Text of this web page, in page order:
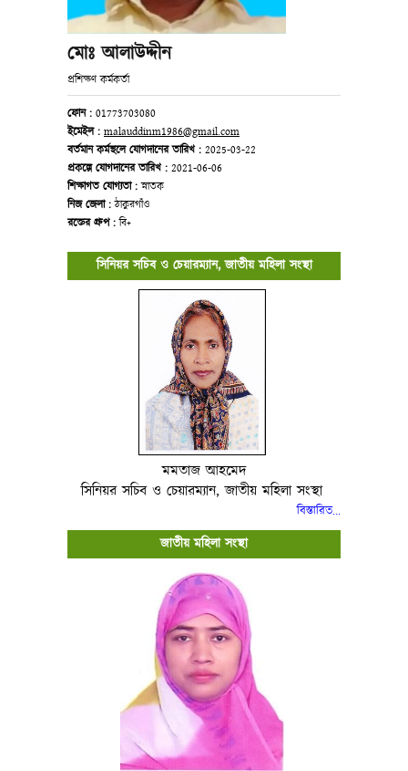
মোঃ আলাউদ্দীন
প্রশিক্ষণ কর্মকর্তা
ফোন : 01773703080
ইমেইল : malauddinm1986@gmail.com
বর্তমান কর্মস্থলে যোগদানের তারিখ : 2025-03-22
প্রকল্পে যোগদানের তারিখ : 2021-06-06
শিক্ষাগত যোগ্যতা :স্নাতক
নিজ জেলা :ঠাকুরগাঁও
রক্তের গ্রুপ :বি+
সিনিয়র সচিব ও চেয়ারম্যান, জাতীয় মহিলা সংস্থা
মমতাজ আহমেদ
সিনিয়র সচিব ও চেয়ারম্যান, জাতীয় মহিলা সংস্থা
বিস্তারিত...
জাতীয় মহিলা সংস্থা